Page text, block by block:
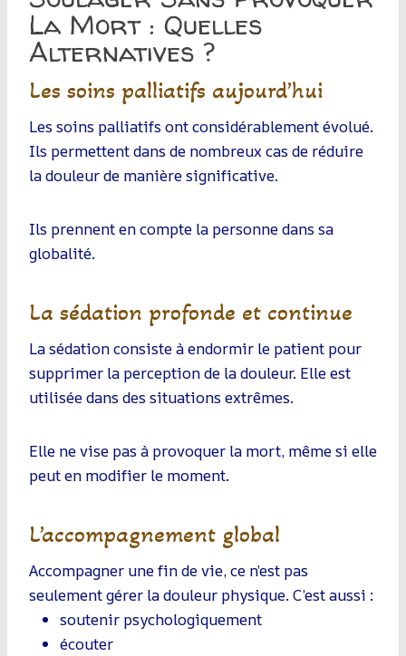
La Mort : Quelles
Alternatives ?
Les soins palliatifs aujourd’hui
Les soins palliatifs ont considérablement évolué.
Ils permettent dans de nombreux cas de réduire
la douleur de manière significative.
Ils prennent en compte la personne dans sa
globalité.
La sédation profonde et continue
La sédation consiste à endormir le patient pour
supprimer la perception de la douleur. Elle est
utilisée dans des situations extrêmes.
Elle ne vise pas à provoquer la mort, même si elle
peut en modifier le moment.
L’accompagnement global
Accompagner une fin de vie, ce n’est pas
seulement gérer la douleur physique. C’est aussi :
soutenir psychologiquement
écouter